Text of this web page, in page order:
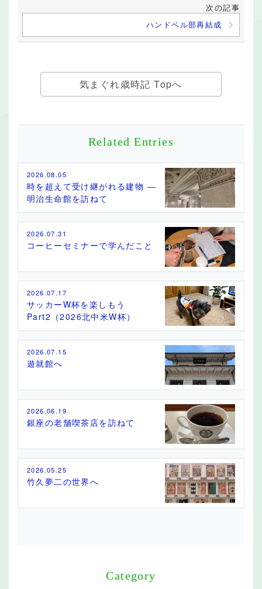
次の記事
ハンドベル部再結成
気まぐれ歳時記 Topへ
Related Entries
2026.08.05
時を超えて受け継がれる建物 ―
明治生命館を訪ねて
2026.07.31
コーヒーセミナーで学んだこと
2026.07.17
サッカーW杯を楽しもう
Part2（2026北中米W杯）
2026.07.15
遊就館へ
2026.06.19
銀座の老舗喫茶店を訪ねて
2026.05.25
竹久夢二の世界へ
Category